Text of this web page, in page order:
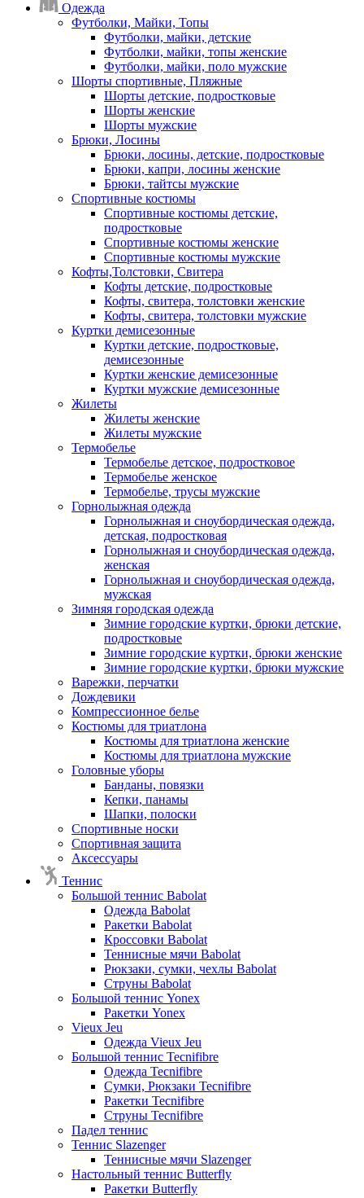
Одежда
Футболки, Майки, Топы
Футболки, майки, детские
Футболки, майки, топы женские
Футболки, майки, поло мужские
Шорты спортивные, Пляжные
Шорты детские, подростковые
Шорты женские
Шорты мужские
Брюки, Лосины
Брюки, лосины, детские, подростковые
Брюки, капри, лосины женские
Брюки, тайтсы мужские
Спортивные костюмы
Спортивные костюмы детские,
подростковые
Спортивные костюмы женские
Спортивные костюмы мужские
Кофты,Толстовки, Свитера
Кофты детские, подростковые
Кофты, свитера, толстовки женские
Кофты, свитера, толстовки мужские
Куртки демисезонные
Куртки детские, подростковые,
демисезонные
Куртки женские демисезонные
Куртки мужские демисезонные
Жилеты
Жилеты женские
Жилеты мужские
Термобелье
Термобелье детское, подростковое
Термобелье женское
Термобелье, трусы мужские
Горнолыжная одежда
Горнолыжная и сноубордическая одежда,
детская, подростковая
Горнолыжная и сноубордическая одежда,
женская
Горнолыжная и сноубордическая одежда,
мужская
Зимняя городская одежда
Зимние городские куртки, брюки детские,
подростковые
Зимние городские куртки, брюки женские
Зимние городские куртки, брюки мужские
Варежки, перчатки
Дождевики
Компрессионное белье
Костюмы для триатлона
Костюмы для триатлона женские
Костюмы для триатлона мужские
Головные уборы
Банданы, повязки
Кепки, панамы
Шапки, полоски
Спортивные носки
Спортивная защита
Аксессуары
Теннис
Большой теннис Babolat
Одежда Babolat
Ракетки Babolat
Кроссовки Babolat
Теннисные мячи Babolat
Рюкзаки, сумки, чехлы Babolat
Струны Babolat
Большой теннис Yonex
Ракетки Yonex
Vieux Jeu
Одежда Vieux Jeu
Большой теннис Tecnifibre
Одежда Tecnifibre
Сумки, Рюкзаки Tecnifibre
Ракетки Tecnifibre
Струны Tecnifibre
Падел теннис
Теннис Slazenger
Теннисные мячи Slazenger
Настольный теннис Butterfly
Ракетки Butterfly